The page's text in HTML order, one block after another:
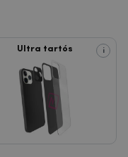
Ultra tartós i